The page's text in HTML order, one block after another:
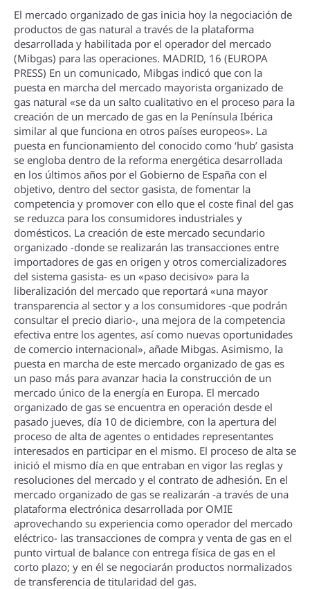
El mercado organizado de gas inicia hoy la negociación de
productos de gas natural a través de la plataforma
desarrollada y habilitada por el operador del mercado
(Mibgas) para las operaciones. MADRID, 16 (EUROPA
PRESS) En un comunicado, Mibgas indicó que con la
puesta en marcha del mercado mayorista organizado de
gas natural «se da un salto cualitativo en el proceso para la
creación de un mercado de gas en la Pení­nsula Ibérica
similar al que funciona en otros paí­ses europeos». La
puesta en funcionamiento del conocido como ‘hub’ gasista
se engloba dentro de la reforma energética desarrollada
en los últimos años por el Gobierno de España con el
objetivo, dentro del sector gasista, de fomentar la
competencia y promover con ello que el coste final del gas
se reduzca para los consumidores industriales y
domésticos. La creación de este mercado secundario
organizado -donde se realizarán las transacciones entre
importadores de gas en origen y otros comercializadores
del sistema gasista- es un «paso decisivo» para la
liberalización del mercado que reportará «una mayor
transparencia al sector y a los consumidores -que podrán
consultar el precio diario-, una mejora de la competencia
efectiva entre los agentes, así­ como nuevas oportunidades
de comercio internacional», añade Mibgas. Asimismo, la
puesta en marcha de este mercado organizado de gas es
un paso más para avanzar hacia la construcción de un
mercado único de la energí­a en Europa. El mercado
organizado de gas se encuentra en operación desde el
pasado jueves, dí­a 10 de diciembre, con la apertura del
proceso de alta de agentes o entidades representantes
interesados en participar en el mismo. El proceso de alta se
inició el mismo dí­a en que entraban en vigor las reglas y
resoluciones del mercado y el contrato de adhesión. En el
mercado organizado de gas se realizarán -a través de una
plataforma electrónica desarrollada por OMIE
aprovechando su experiencia como operador del mercado
eléctrico- las transacciones de compra y venta de gas en el
punto virtual de balance con entrega fí­sica de gas en el
corto plazo; y en él se negociarán productos normalizados
de transferencia de titularidad del gas.